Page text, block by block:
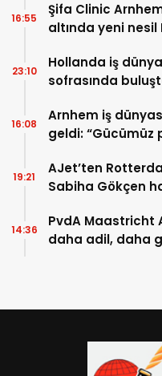
Şifa Clinic
altında yeni nesil
16:55
Hollanda iş
sofrasında
23:10
Arnhem iş
geldi: “Gücümüz
16:08
AJet’ten
Sabiha Gökçen
19:21
PvdA Maastricht
daha adil, daha
14:36